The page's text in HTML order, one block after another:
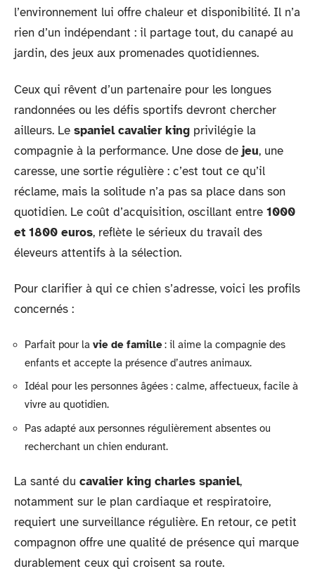
l’environnement lui offre chaleur et disponibilité. Il n’a
rien d’un indépendant : il partage tout, du canapé au
jardin, des jeux aux promenades quotidiennes.
Ceux qui rêvent d’un partenaire pour les longues
randonnées ou les défis sportifs devront chercher
ailleurs. Le spaniel cavalier king privilégie la
compagnie à la performance. Une dose de jeu, une
caresse, une sortie régulière : c’est tout ce qu’il
réclame, mais la solitude n’a pas sa place dans son
quotidien. Le coût d’acquisition, oscillant entre 1000
et 1800 euros, reflète le sérieux du travail des
éleveurs attentifs à la sélection.
Pour clarifier à qui ce chien s’adresse, voici les profils
concernés :
Parfait pour la vie de famille: il aime la compagnie des
enfants et accepte la présence d’autres animaux.
Idéal pour les personnes âgées : calme, affectueux, facile à
vivre au quotidien.
Pas adapté aux personnes régulièrement absentes ou
recherchant un chien endurant.
La santé du cavalier king charles spaniel,
notamment sur le plan cardiaque et respiratoire,
requiert une surveillance régulière. En retour, ce petit
compagnon offre une qualité de présence qui marque
durablement ceux qui croisent sa route.